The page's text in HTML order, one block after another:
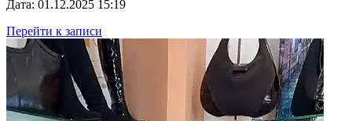
Дата: 01.12.2025 15:19
Перейти к записи